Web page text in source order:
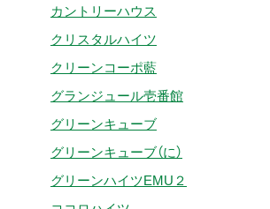
カントリーハウス
クリスタルハイツ
クリーンコーポ藍
グランジュール壱番館
グリーンキューブ
グリーンキューブ（に）
グリーンハイツEMU２